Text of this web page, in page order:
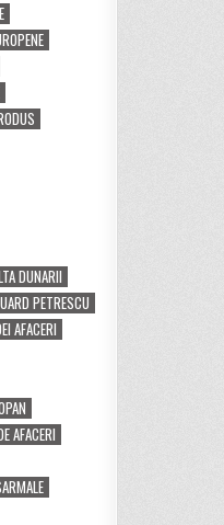
DUNARII
PETRESCU
AFACERI
AFACERI